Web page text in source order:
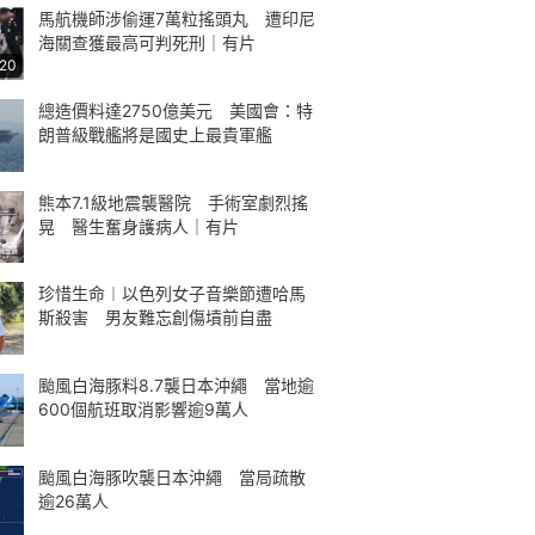
馬航機師涉偷運7萬粒搖頭丸 遭印尼
海關查獲最高可判死刑｜有片
總造價料達2750億美元 美國會：特
朗普級戰艦將是國史上最貴軍艦
熊本7.1級地震襲醫院 手術室劇烈搖
晃 醫生奮身護病人｜有片
珍惜生命︱以色列女子音樂節遭哈馬
斯殺害 男友難忘創傷墳前自盡
颱風白海豚料8.7襲日本沖繩 當地逾
600個航班取消影響逾9萬人
颱風白海豚吹襲日本沖繩 當局疏散
逾26萬人